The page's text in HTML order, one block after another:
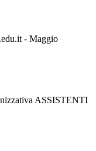
- Maggio
ASSISTENTI